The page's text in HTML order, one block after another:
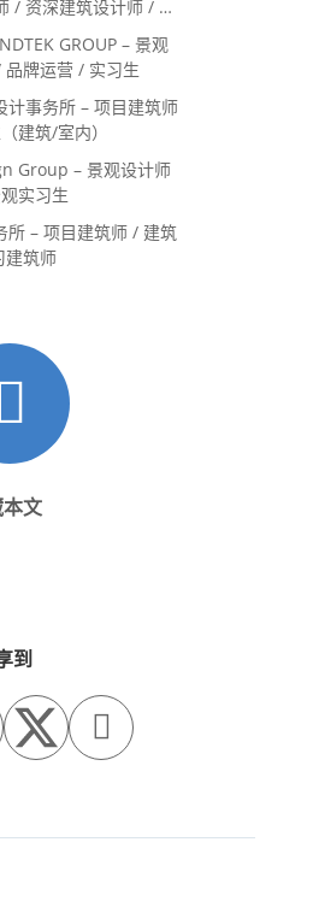
/ 资深建筑设计师 / 室
GROUP – 景观
牌运营 / 实习生
计事务所 – 项目建筑师
建筑/室内）
Group – 景观设计师
实习生
所 – 项目建筑师 / 建筑
建筑师
文
到
